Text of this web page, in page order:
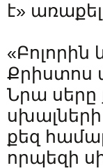
է»
«Բոլորին
Քրիստոս
Նրա սերը
քեզ
որպեզի